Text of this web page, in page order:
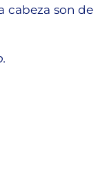
cabeza son de